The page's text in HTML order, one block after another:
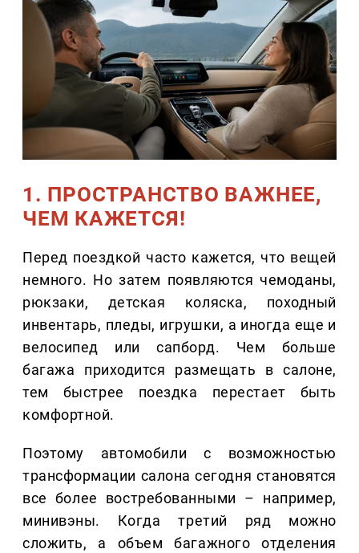
1. ПРОСТРАНСТВО ВАЖНЕЕ,
ЧЕМ КАЖЕТСЯ!
Перед поездкой часто кажется, что вещей
немного. Но затем появляются чемоданы,
рюкзаки, детская коляска, походный
инвентарь, пледы, игрушки, а иногда еще и
велосипед или сапборд. Чем больше
багажа приходится размещать в салоне,
тем быстрее поездка перестает быть
комфортной.
Поэтому автомобили с возможностью
трансформации салона сегодня становятся
все более востребованными – например,
минивэны. Когда третий ряд можно
сложить, а объем багажного отделения